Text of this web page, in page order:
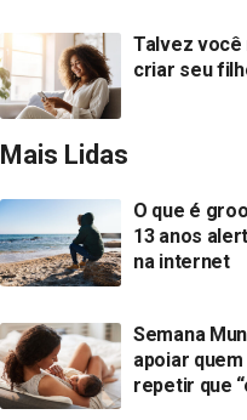
Talvez você
criar seu
Mais Lidas
O que é
13 anos
na internet
Semana
apoiar
repetir que